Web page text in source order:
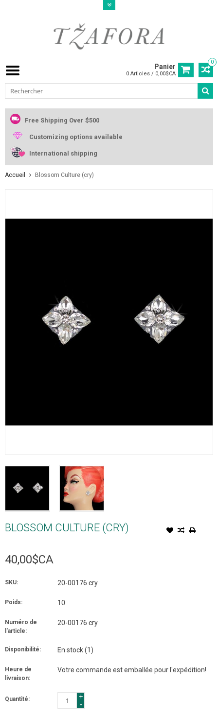
0
Panier
0 Articles / 0,00$CA
Free Shipping Over $500
Customizing options available
International shipping
Accueil Blossom Culture (cry)
BLOSSOM CULTURE (CRY)
40,00$CA
SKU: 20-00176 cry
Poids: 10
Numéro de
l'article:
20-00176 cry
Disponibilité: En stock(1)
Heure de
livraison:
Votre commande est emballée pour l'expédition!
Quantité:
+
-